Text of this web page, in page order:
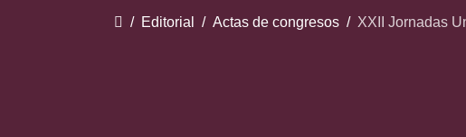
Editorial Actas de congresos XXII Jornadas